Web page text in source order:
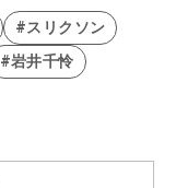
#スリクソン
#岩井千怜